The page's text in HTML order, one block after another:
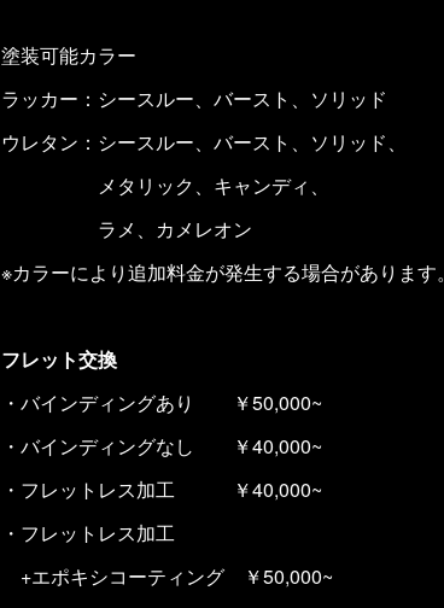
塗装可能カラー
ラッカー：シースルー、バースト、ソリッド
ウレタン：シースルー、バースト、ソリッド、
メタリック、キャンディ、
ラメ、カメレオン
※カラーにより追加料金が発生する場合があります。
フレット交換
・バインディングあり ￥50,000~
・バインディングなし ￥40,000~
・フレットレス加工 ￥40,000~
・フレットレス加工
+エポキシコーティング ￥50,000~